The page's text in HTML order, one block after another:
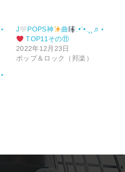
J POPS神 曲
.•¨•.¸¸♬⋆
TOP11その⑪
2022年12月23日
ポップ＆ロック（邦楽）